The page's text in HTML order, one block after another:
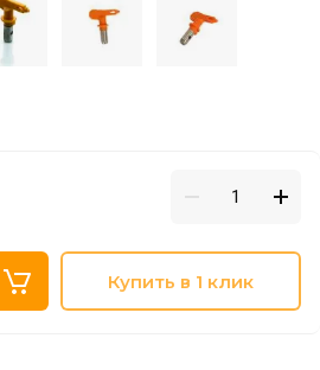
Купить в 1 клик